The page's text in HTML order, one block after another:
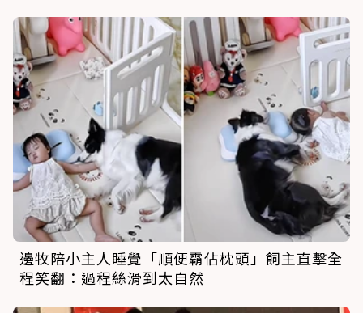
邊牧陪小主人睡覺「順便霸佔枕頭」飼主直擊全
程笑翻：過程絲滑到太自然